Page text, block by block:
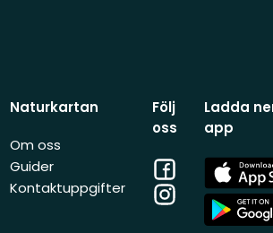
Naturkartan
Om oss
Guider
Kontaktuppgifter
Följ
oss
Facebook
Instagram
Ladda
app
App
Store
App
Store